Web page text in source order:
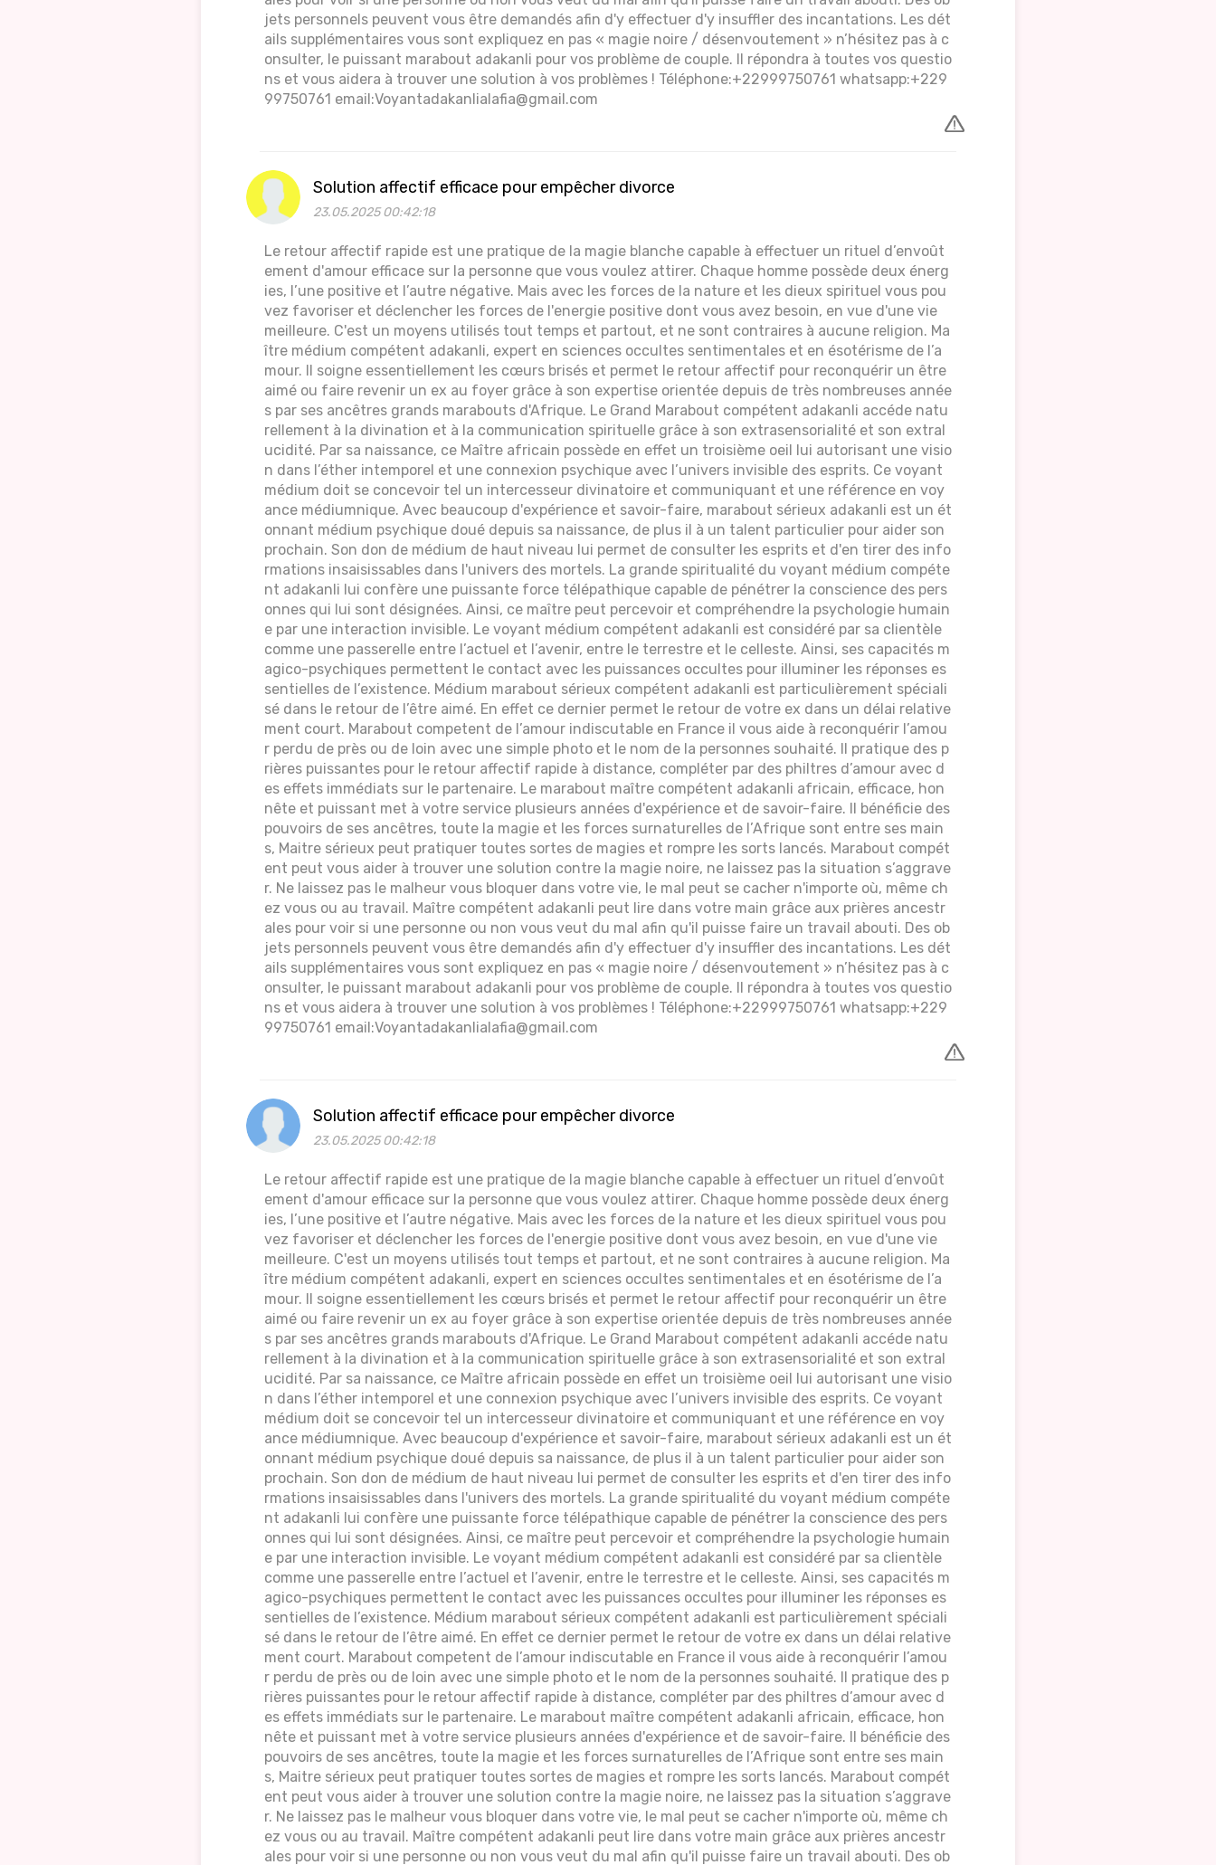
jets personnels peuvent vous être demandés afin d'y effectuer d'y insuffler des incantations. Les dét
ails supplémentaires vous sont expliquez en pas « magie noire / désenvoutement » n’hésitez pas à c
onsulter, le puissant marabout adakanli pour vos problème de couple. Il répondra à toutes vos questio
ns et vous aidera à trouver une solution à vos problèmes ! Téléphone:+22999750761 whatsapp:+229
99750761 email:Voyantadakanlialafia@gmail.com
Solution affectif efficace pour empêcher divorce
23.05.2025 00:42:18
Le retour affectif rapide est une pratique de la magie blanche capable à effectuer un rituel d’envoût
ement d'amour efficace sur la personne que vous voulez attirer. Chaque homme possède deux énerg
ies, l’une positive et l’autre négative. Mais avec les forces de la nature et les dieux spirituel vous pou
vez favoriser et déclencher les forces de l'energie positive dont vous avez besoin, en vue d'une vie
meilleure. C'est un moyens utilisés tout temps et partout, et ne sont contraires à aucune religion. Ma
ître médium compétent adakanli, expert en sciences occultes sentimentales et en ésotérisme de l’a
mour. Il soigne essentiellement les cœurs brisés et permet le retour affectif pour reconquérir un être
aimé ou faire revenir un ex au foyer grâce à son expertise orientée depuis de très nombreuses année
s par ses ancêtres grands marabouts d'Afrique. Le Grand Marabout compétent adakanli accéde natu
rellement à la divination et à la communication spirituelle grâce à son extrasensorialité et son extral
ucidité. Par sa naissance, ce Maître africain possède en effet un troisième oeil lui autorisant une visio
n dans l’éther intemporel et une connexion psychique avec l’univers invisible des esprits. Ce voyant
médium doit se concevoir tel un intercesseur divinatoire et communiquant et une référence en voy
ance médiumnique. Avec beaucoup d'expérience et savoir-faire, marabout sérieux adakanli est un ét
onnant médium psychique doué depuis sa naissance, de plus il à un talent particulier pour aider son
prochain. Son don de médium de haut niveau lui permet de consulter les esprits et d'en tirer des info
rmations insaisissables dans l'univers des mortels. La grande spiritualité du voyant médium compéte
nt adakanli lui confère une puissante force télépathique capable de pénétrer la conscience des pers
onnes qui lui sont désignées. Ainsi, ce maître peut percevoir et compréhendre la psychologie humain
e par une interaction invisible. Le voyant médium compétent adakanli est considéré par sa clientèle
comme une passerelle entre l’actuel et l’avenir, entre le terrestre et le celleste. Ainsi, ses capacités m
agico-psychiques permettent le contact avec les puissances occultes pour illuminer les réponses es
sentielles de l’existence. Médium marabout sérieux compétent adakanli est particulièrement spéciali
sé dans le retour de l’être aimé. En effet ce dernier permet le retour de votre ex dans un délai relative
ment court. Marabout competent de l’amour indiscutable en France il vous aide à reconquérir l’amou
r perdu de près ou de loin avec une simple photo et le nom de la personnes souhaité. Il pratique des p
rières puissantes pour le retour affectif rapide à distance, compléter par des philtres d’amour avec d
es effets immédiats sur le partenaire. Le marabout maître compétent adakanli africain, efficace, hon
nête et puissant met à votre service plusieurs années d'expérience et de savoir-faire. Il bénéficie des
pouvoirs de ses ancêtres, toute la magie et les forces surnaturelles de l’Afrique sont entre ses main
s, Maitre sérieux peut pratiquer toutes sortes de magies et rompre les sorts lancés. Marabout compét
ent peut vous aider à trouver une solution contre la magie noire, ne laissez pas la situation s’aggrave
r. Ne laissez pas le malheur vous bloquer dans votre vie, le mal peut se cacher n'importe où, même ch
ez vous ou au travail. Maître compétent adakanli peut lire dans votre main grâce aux prières ancestr
ales pour voir si une personne ou non vous veut du mal afin qu'il puisse faire un travail abouti. Des ob
jets personnels peuvent vous être demandés afin d'y effectuer d'y insuffler des incantations. Les dét
ails supplémentaires vous sont expliquez en pas « magie noire / désenvoutement » n’hésitez pas à c
onsulter, le puissant marabout adakanli pour vos problème de couple. Il répondra à toutes vos questio
ns et vous aidera à trouver une solution à vos problèmes ! Téléphone:+22999750761 whatsapp:+229
99750761 email:Voyantadakanlialafia@gmail.com
Solution affectif efficace pour empêcher divorce
23.05.2025 00:42:18
Le retour affectif rapide est une pratique de la magie blanche capable à effectuer un rituel d’envoût
ement d'amour efficace sur la personne que vous voulez attirer. Chaque homme possède deux énerg
ies, l’une positive et l’autre négative. Mais avec les forces de la nature et les dieux spirituel vous pou
vez favoriser et déclencher les forces de l'energie positive dont vous avez besoin, en vue d'une vie
meilleure. C'est un moyens utilisés tout temps et partout, et ne sont contraires à aucune religion. Ma
ître médium compétent adakanli, expert en sciences occultes sentimentales et en ésotérisme de l’a
mour. Il soigne essentiellement les cœurs brisés et permet le retour affectif pour reconquérir un être
aimé ou faire revenir un ex au foyer grâce à son expertise orientée depuis de très nombreuses année
s par ses ancêtres grands marabouts d'Afrique. Le Grand Marabout compétent adakanli accéde natu
rellement à la divination et à la communication spirituelle grâce à son extrasensorialité et son extral
ucidité. Par sa naissance, ce Maître africain possède en effet un troisième oeil lui autorisant une visio
n dans l’éther intemporel et une connexion psychique avec l’univers invisible des esprits. Ce voyant
médium doit se concevoir tel un intercesseur divinatoire et communiquant et une référence en voy
ance médiumnique. Avec beaucoup d'expérience et savoir-faire, marabout sérieux adakanli est un ét
onnant médium psychique doué depuis sa naissance, de plus il à un talent particulier pour aider son
prochain. Son don de médium de haut niveau lui permet de consulter les esprits et d'en tirer des info
rmations insaisissables dans l'univers des mortels. La grande spiritualité du voyant médium compéte
nt adakanli lui confère une puissante force télépathique capable de pénétrer la conscience des pers
onnes qui lui sont désignées. Ainsi, ce maître peut percevoir et compréhendre la psychologie humain
e par une interaction invisible. Le voyant médium compétent adakanli est considéré par sa clientèle
comme une passerelle entre l’actuel et l’avenir, entre le terrestre et le celleste. Ainsi, ses capacités m
agico-psychiques permettent le contact avec les puissances occultes pour illuminer les réponses es
sentielles de l’existence. Médium marabout sérieux compétent adakanli est particulièrement spéciali
sé dans le retour de l’être aimé. En effet ce dernier permet le retour de votre ex dans un délai relative
ment court. Marabout competent de l’amour indiscutable en France il vous aide à reconquérir l’amou
r perdu de près ou de loin avec une simple photo et le nom de la personnes souhaité. Il pratique des p
rières puissantes pour le retour affectif rapide à distance, compléter par des philtres d’amour avec d
es effets immédiats sur le partenaire. Le marabout maître compétent adakanli africain, efficace, hon
nête et puissant met à votre service plusieurs années d'expérience et de savoir-faire. Il bénéficie des
pouvoirs de ses ancêtres, toute la magie et les forces surnaturelles de l’Afrique sont entre ses main
s, Maitre sérieux peut pratiquer toutes sortes de magies et rompre les sorts lancés. Marabout compét
ent peut vous aider à trouver une solution contre la magie noire, ne laissez pas la situation s’aggrave
r. Ne laissez pas le malheur vous bloquer dans votre vie, le mal peut se cacher n'importe où, même ch
ez vous ou au travail. Maître compétent adakanli peut lire dans votre main grâce aux prières ancestr
ales pour voir si une personne ou non vous veut du mal afin qu'il puisse faire un travail abouti. Des ob